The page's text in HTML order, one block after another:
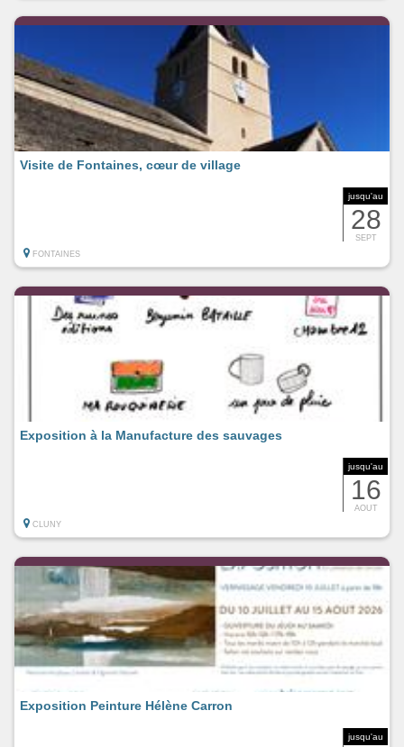
jusqu'au
28
SEPT
Visite de Fontaines, cœur de village
FONTAINES
jusqu'au
16
AOUT
Exposition à la Manufacture des sauvages
CLUNY
jusqu'au
Exposition Peinture Hélène Carron